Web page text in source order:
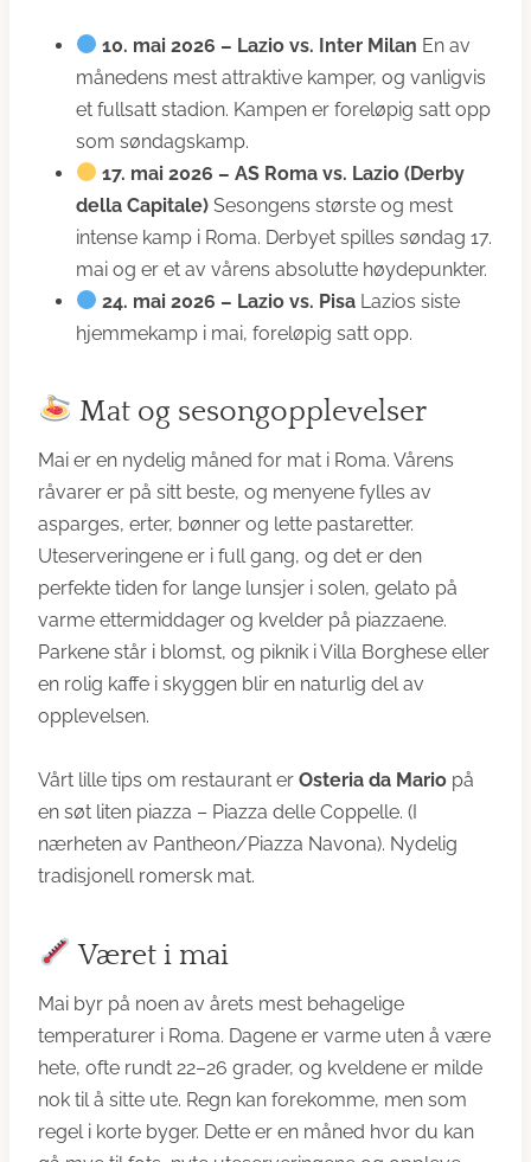
10. mai 2026 – Lazio vs. Inter Milan En av
månedens mest attraktive kamper, og vanligvis
et fullsatt stadion. Kampen er foreløpig satt opp
som søndagskamp.
17. mai 2026 – AS Roma vs. Lazio (Derby
della Capitale) Sesongens største og mest
intense kamp i Roma. Derbyet spilles søndag 17.
mai og er et av vårens absolutte høydepunkter.
24. mai 2026 – Lazio vs. Pisa Lazios siste
hjemmekamp i mai, foreløpig satt opp.
Mat og sesongopplevelser
Mai er en nydelig måned for mat i Roma. Vårens
råvarer er på sitt beste, og menyene fylles av
asparges, erter, bønner og lette pastaretter.
Uteserveringene er i full gang, og det er den
perfekte tiden for lange lunsjer i solen, gelato på
varme ettermiddager og kvelder på piazzaene.
Parkene står i blomst, og piknik i Villa Borghese eller
en rolig kaffe i skyggen blir en naturlig del av
opplevelsen.
Vårt lille tips om restaurant er Osteria da Mario på
en søt liten piazza – Piazza delle Coppelle. (I
nærheten av Pantheon/Piazza Navona). Nydelig
tradisjonell romersk mat.
Været i mai
Mai byr på noen av årets mest behagelige
temperaturer i Roma. Dagene er varme uten å være
hete, ofte rundt 22–26 grader, og kveldene er milde
nok til å sitte ute. Regn kan forekomme, men som
regel i korte byger. Dette er en måned hvor du kan